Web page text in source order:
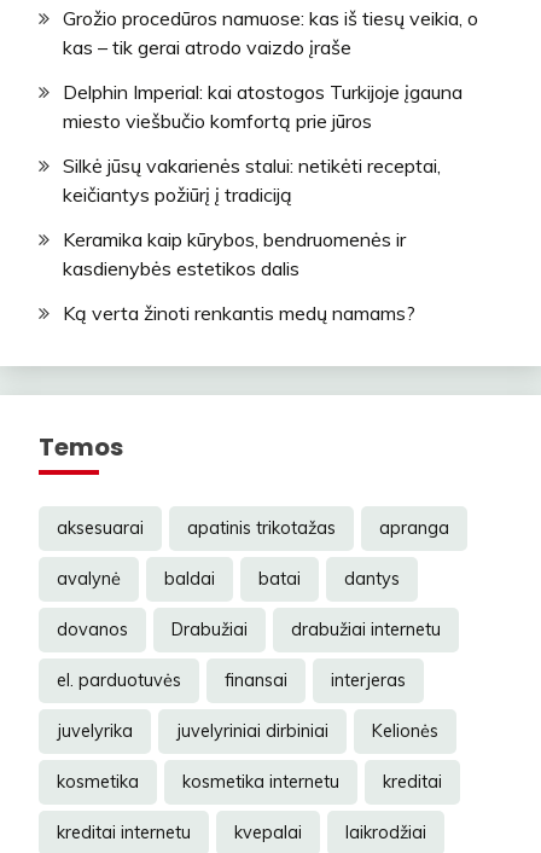
Grožio procedūros namuose: kas iš tiesų veikia, o
kas – tik gerai atrodo vaizdo įraše
Delphin Imperial: kai atostogos Turkijoje įgauna
miesto viešbučio komfortą prie jūros
Silkė jūsų vakarienės stalui: netikėti receptai,
keičiantys požiūrį į tradiciją
Keramika kaip kūrybos, bendruomenės ir
kasdienybės estetikos dalis
Ką verta žinoti renkantis medų namams?
Temos
aksesuarai apatinis trikotažas apranga
avalynė baldai batai dantys
dovanos Drabužiai drabužiai internetu
el. parduotuvės finansai interjeras
juvelyrika juvelyriniai dirbiniai Kelionės
kosmetika kosmetika internetu kreditai
kreditai internetu kvepalai laikrodžiai